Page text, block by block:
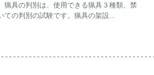
猟具の判別は、使用できる猟具３種類、禁
ての判別の試験です。猟具の架設...